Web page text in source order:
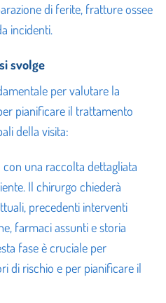
di ferite, fratture ossee
incidenti.
svolge
per valutare la
pianificare il trattamento
della visita:
con una raccolta dettagliata
Il chirurgo chiederà
precedenti interventi
farmaci assunti e storia
fase è cruciale per
di rischio e per pianificare il